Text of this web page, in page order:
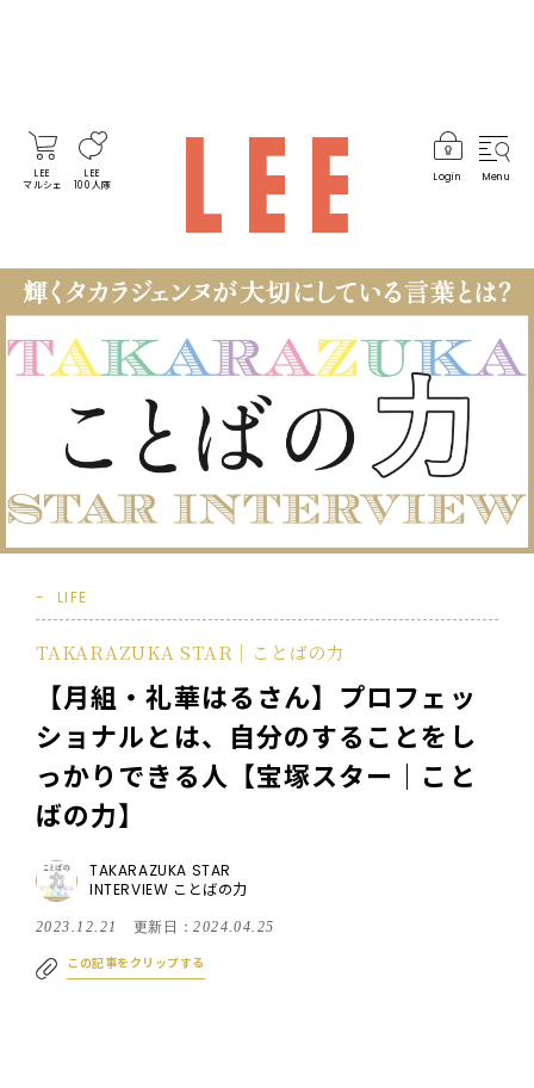
LEE
マルシェ
LEE
100人隊
Login Menu
LIFE
TAKARAZUKA STAR｜ことばの力
【月組・礼華はるさん】プロフェッ
ショナルとは、自分のすることをし
っかりできる人【宝塚スター｜こと
ばの力】
TAKARAZUKA STAR
INTERVIEW ことばの力
2023.12.21 更新日：2024.04.25
この記事をクリップする